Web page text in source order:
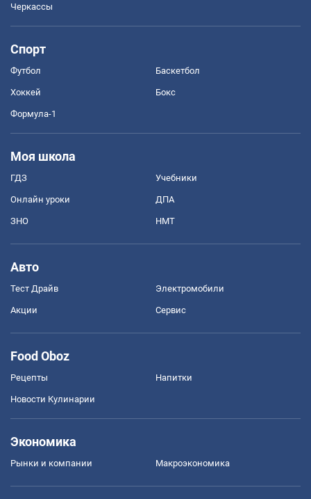
Черкассы
Спорт
Футбол Баскетбол
Хоккей Бокс
Формула-1
Моя школа
ГДЗ Учебники
Онлайн уроки ДПА
ЗНО НМТ
Авто
Тест Драйв Электромобили
Акции Сервис
Food Oboz
Рецепты Напитки
Новости Кулинарии
Экономика
Рынки и компании Mакроэкономика